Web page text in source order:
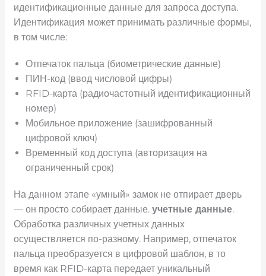
идентификационные данные для запроса доступа.
Идентификация может принимать различные формы,
в том числе:
Отпечаток пальца (биометрические данные)
ПИН-код (ввод числовой цифры)
RFID-карта (радиочастотный идентификационный
номер)
Мобильное приложение (зашифрованный
цифровой ключ)
Временный код доступа (авторизация на
ограниченный срок)
На данном этапе «умный» замок не отпирает дверь
— он просто собирает данные.учетные данные.
Обработка различных учетных данных
осуществляется по-разному. Например, отпечаток
пальца преобразуется в цифровой шаблон, в то
время как RFID-карта передает уникальный